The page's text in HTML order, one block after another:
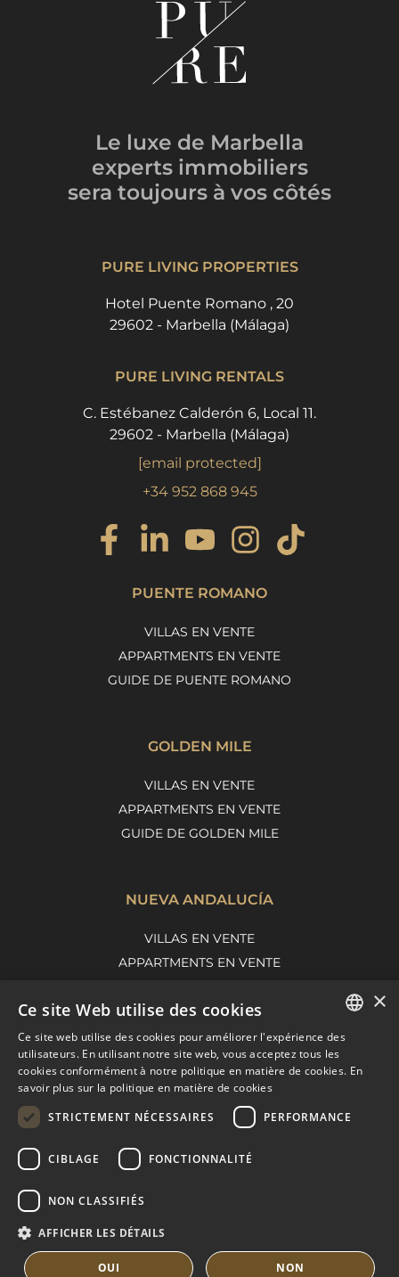
Le luxe de Marbella
experts immobiliers
sera toujours à vos côtés
PURE LIVING PROPERTIES
Hotel Puente Romano , 20
29602 - Marbella (Málaga)
PURE LIVING RENTALS
C. Estébanez Calderón 6, Local 11.
29602 - Marbella (Málaga)
[email protected]
+34 952 868 945
PUENTE ROMANO
VILLAS EN VENTE
APPARTMENTS EN VENTE
GUIDE DE PUENTE ROMANO
GOLDEN MILE
VILLAS EN VENTE
APPARTMENTS EN VENTE
GUIDE DE GOLDEN MILE
NUEVA ANDALUCÍA
VILLAS EN VENTE
APPARTMENTS EN VENTE
MARBELLA EAST
VILLAS EN VENTE
APPARTMENTS EN VENTE
SPANISH
×
Ce site Web utilise des cookies
Ce site web utilise des cookies pour améliorer l'expérience des
utilisateurs. En utilisant notre site web, vous acceptez tous les
cookies conformément à notre politique en matière de cookies. En
savoir plus sur la politique en matière de cookies
STRICTEMENT NÉCESSAIRES
PERFORMANCE
CIBLAGE FONCTIONNALITÉ
NON CLASSIFIÉS
AFFICHER LES DÉTAILS
OUI NON